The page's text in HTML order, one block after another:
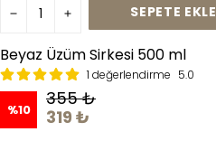
SEPETE EKLE
Beyaz Üzüm Sirkesi 500 ml
1 değerlendirme 5.0
%10
355 ₺
319 ₺